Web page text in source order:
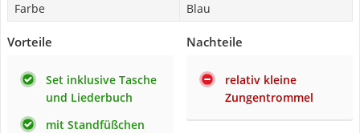
Farbe
Blau
Vorteile
Set inklusive Tasche
und Liederbuch
mit Standfüßchen
Nachteile
relativ kleine
Zungentrommel